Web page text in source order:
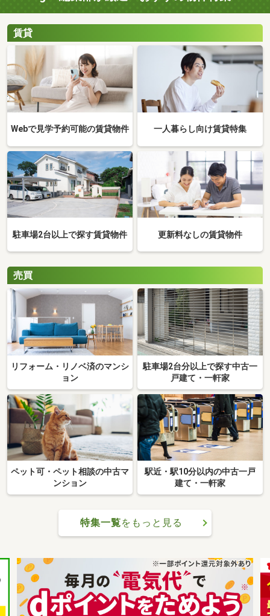
賃貸
Webで見学予約可能の賃貸物件 一人暮らし向け賃貸特集
駐車場2台以上で探す賃貸物件 更新料なしの賃貸物件
売買
リフォーム・リノベ済のマンシ
ョン
駐車場2台分以上で探す中古一
戸建て・一軒家
ペット可・ペット相談の中古マ
ンション
駅近・駅10分以内の中古一戸
建て・一軒家
特集一覧をもっと見る